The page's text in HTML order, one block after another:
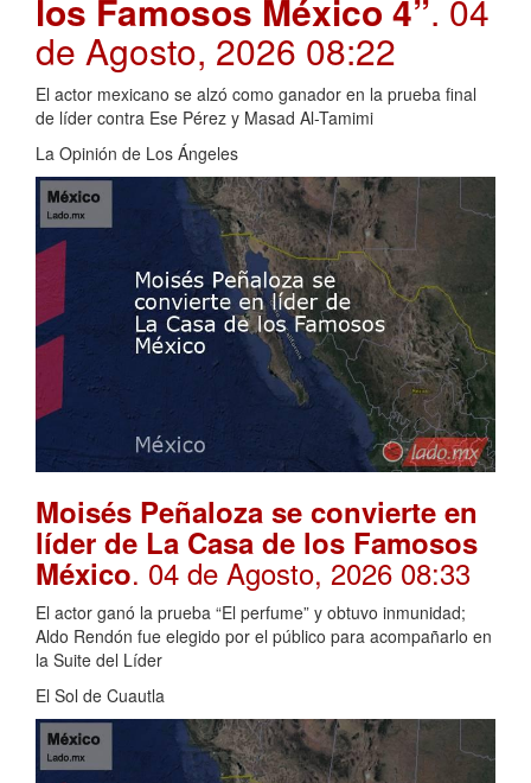
los Famosos México 4”. 04
de Agosto, 2026 08:22
El actor mexicano se alzó como ganador en la prueba final
de líder contra Ese Pérez y Masad Al-Tamimi
La Opinión de Los Ángeles
Moisés Peñaloza se convierte en
líder de La Casa de los Famosos
México. 04 de Agosto, 2026 08:33
El actor ganó la prueba “El perfume” y obtuvo inmunidad;
Aldo Rendón fue elegido por el público para acompañarlo en
la Suite del Líder
El Sol de Cuautla